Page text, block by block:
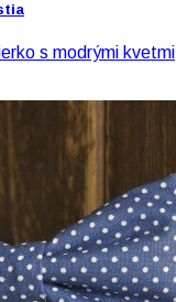
s modrými kvetmi